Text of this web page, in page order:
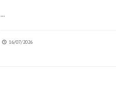
...
16/07/2026